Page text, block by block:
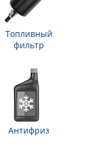
Топливный
фильтр
Антифриз